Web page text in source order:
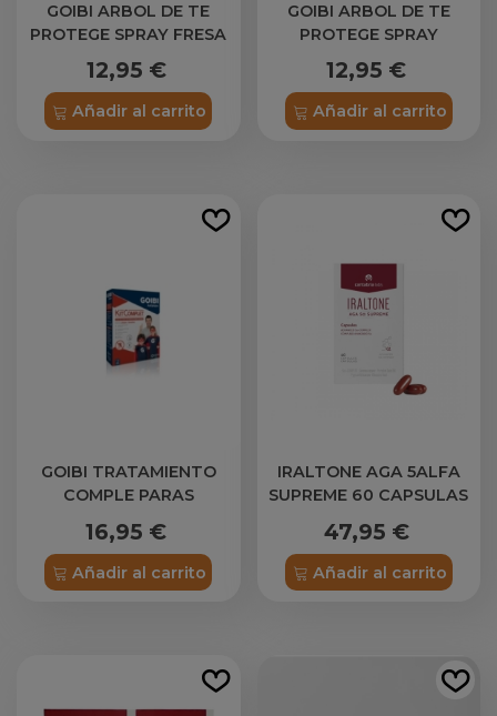
GOIBI ARBOL DE TE
PROTEGE SPRAY FRESA
250 ML
12,95 €
Añadir al carrito
GOIBI ARBOL DE TE
PROTEGE SPRAY
MANZANA 250 ML
12,95 €
Añadir al carrito
GOIBI TRATAMIENTO
COMPLE PARAS
16,95 €
Añadir al carrito
IRALTONE AGA 5ALFA
SUPREME 60 CAPSULAS
47,95 €
Añadir al carrito